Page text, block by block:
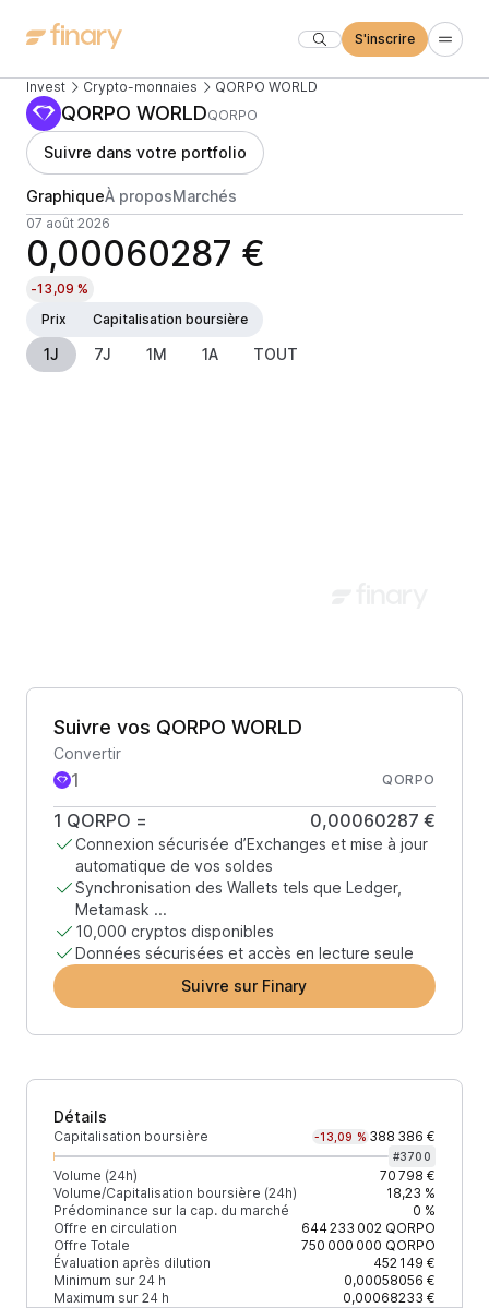
S'inscrire
Invest Crypto-monnaies QORPO WORLD
QORPO WORLDQORPO
Suivre dans votre portfolio
GraphiqueÀ proposMarchés
07 août 2026
0,00060287 €
-13,09 %
Prix
Capitalisation boursière
1J 7J 1M 1A TOUT
Suivre vos QORPO WORLD
Convertir
QORPO
1 QORPO = 0,00060287 €
Connexion sécurisée d’Exchanges et mise à jour
automatique de vos soldes
Synchronisation des Wallets tels que Ledger,
Metamask ...
10,000 cryptos disponibles
Données sécurisées et accès en lecture seule
Suivre sur Finary
Détails
Capitalisation boursière -13,09 % 388 386 €
#3700
Volume (24h)
70 798 €
Volume/Capitalisation boursière (24h)
18,23 %
Prédominance sur la cap. du marché
0 %
Offre en circulation
644 233 002QORPO
Offre Totale
750 000 000 QORPO
Évaluation après dilution
452 149 €
Minimum sur 24 h
0,00058056 €
Maximum sur 24 h
0,00068233 €